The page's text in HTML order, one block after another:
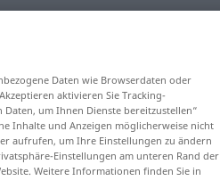
Daten wie Browserdaten oder
aktivieren Sie Tracking-
um Ihnen Dienste bereitzustellen“
Inhalte und Anzeigen möglicherweise nicht
aufrufen, um Ihre Einstellungen zu ändern
Einstellungen am unteren Rand der
Weitere Informationen finden Sie in